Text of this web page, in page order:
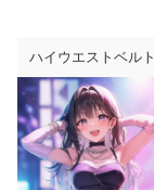
ハイウエストベルト